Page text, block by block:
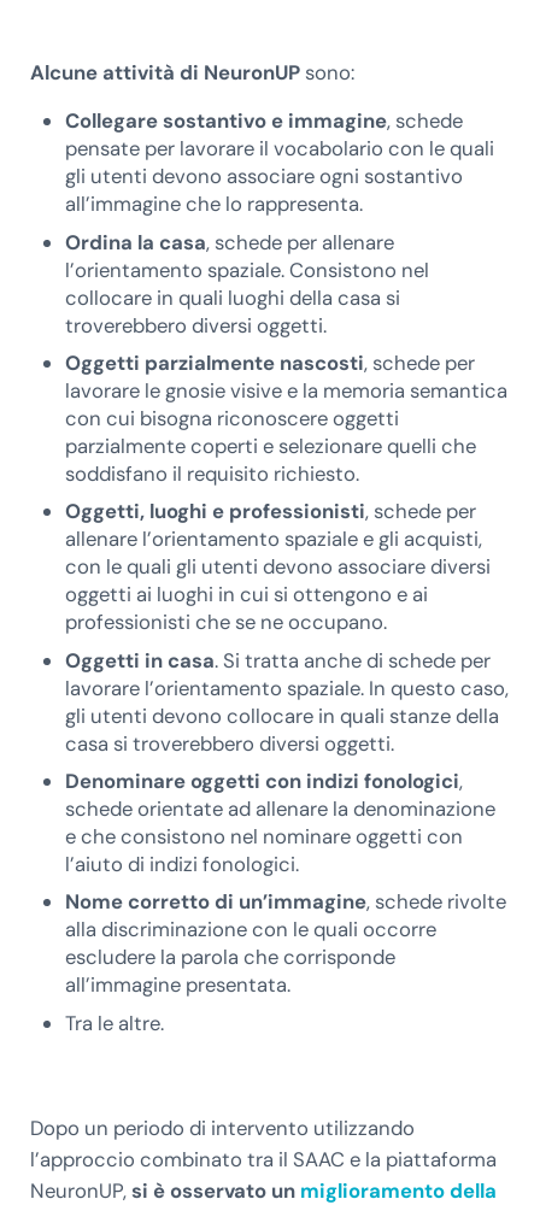
Alcune attività di NeuronUPsono:
Collegare sostantivo e immagine, schede
pensate per lavorare il vocabolario con le quali
gli utenti devono associare ogni sostantivo
all’immagine che lo rappresenta.
Ordina la casa, schede per allenare
l’orientamento spaziale. Consistono nel
collocare in quali luoghi della casa si
troverebbero diversi oggetti.
Oggetti parzialmente nascosti, schede per
lavorare le gnosie visive e la memoria semantica
con cui bisogna riconoscere oggetti
parzialmente coperti e selezionare quelli che
soddisfano il requisito richiesto.
Oggetti, luoghi e professionisti, schede per
allenare l’orientamento spaziale e gli acquisti,
con le quali gli utenti devono associare diversi
oggetti ai luoghi in cui si ottengono e ai
professionisti che se ne occupano.
Oggetti in casa. Si tratta anche di schede per
lavorare l’orientamento spaziale. In questo caso,
gli utenti devono collocare in quali stanze della
casa si troverebbero diversi oggetti.
Denominare oggetti con indizi fonologici,
schede orientate ad allenare la denominazione
e che consistono nel nominare oggetti con
l’aiuto di indizi fonologici.
Nome corretto di un’immagine, schede rivolte
alla discriminazione con le quali occorre
escludere la parola che corrisponde
all’immagine presentata.
Tra le altre.
Dopo un periodo di intervento utilizzando
l’approccio combinato tra il SAAC e la piattaforma
NeuronUP,si è osservato un miglioramento della